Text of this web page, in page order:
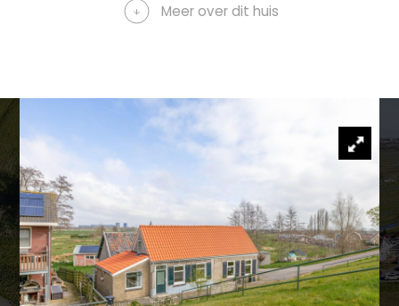
Meer over dit huis